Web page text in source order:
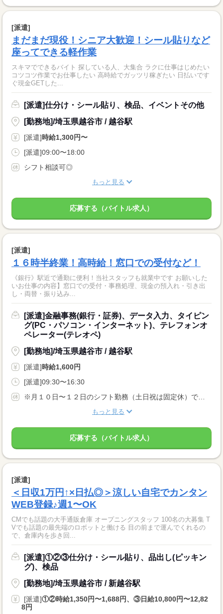
[派遣]
まだまだ現役！シニア大歓迎！シール貼りなど
座ってできる軽作業
スキマでできるバイト 探している人、大集合 ラクに仕事はじめたい
コツコツ作業でお仕事したい 高時給でガッツリ稼ぎたい 日払いです
ぐ現金GETした...
[派遣]仕分け・シール貼り、検品、イベントその他
[勤務地]/埼玉県越谷市 / 越谷駅
[派遣]時給1,300円〜
[派遣]09:00〜18:00
シフト相談可◎
もっと見る
応募する（バイトル求人）
[派遣]
１６時半終業！高時給！窓口での受付など！
《銀行》駅近で通勤に便利！当社スタッフも就業中です お願いした
いお仕事の内容】窓口での受付・事務処理、現金の預入れ・引き出
し・両替・振り込み...
[派遣]金融事務(銀行・証券)、データ入力、タイピン
グ(PC・パソコン・インターネット)、テレフォンオ
ペレーター(テレオペ)
[勤務地]/埼玉県越谷市 / 越谷駅
[派遣]時給1,600円
[派遣]09:30〜16:30
もっと見る
応募する（バイトル求人）
[派遣]
＜日収1万円↑×日払◎＞涼しい自宅でカンタン
WEB登録♪週1〜OK
CMでも話題の大手通販倉庫 オープニングスタッフ 100名の大募集 T
Vでも話題の最先端のロボットと働ける 目の前まで運んでくれるの
で、倉庫内を歩き回...
[派遣]①②③仕分け・シール貼り、品出し(ピッキン
グ)、検品
[勤務地]/埼玉県越谷市 / 新越谷駅
[派遣]①②時給1,350円〜1,688円、③日給10,800円〜12,82
8円